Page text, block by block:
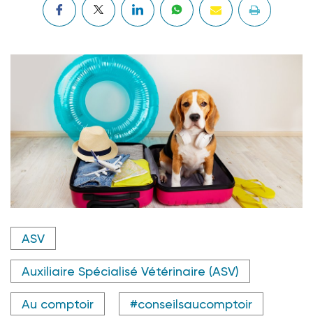
Crédit photo @Viktorya Telminova - shutterstock.com
ASV
Auxiliaire Spécialisé Vétérinaire (ASV)
Au comptoir #conseilsaucomptoir